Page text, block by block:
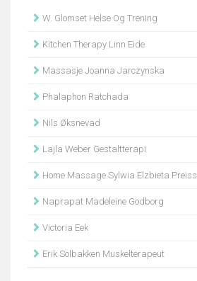
W. Glomset Helse Og Trening
Kitchen Therapy Linn Eide
Massasje Joanna Jarczynska
Phalaphon Ratchada
Nils Øksnevad
Lajla Weber Gestaltterapi
Home Massage Sylwia Elzbieta Preiss
Naprapat Madeleine Godborg
Victoria Eek
Erik Solbakken Muskelterapeut